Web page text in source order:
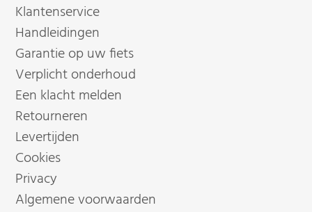
Klantenservice
Handleidingen
Garantie op uw fiets
Verplicht onderhoud
Een klacht melden
Retourneren
Levertijden
Cookies
Privacy
Algemene voorwaarden